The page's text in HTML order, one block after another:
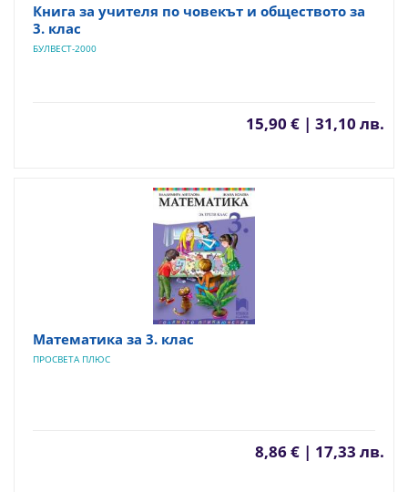
Книга за учителя по човекът и обществото за
3. клас
БУЛВЕСТ-2000
15,90 € | 31,10 лв.
Математика за 3. клас
ПРОСВЕТА ПЛЮС
8,86 € | 17,33 лв.